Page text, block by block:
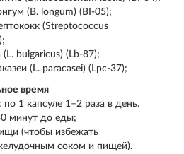
(B. longum) (BI-05);
(Streptococcus
(L. bulgaricus) (Lb-87);
(L. paracasei) (Lpc-37);
время
1 капсуле 1–2 раза в день.
минут до еды;
(чтобы избежать
соком и пищей).